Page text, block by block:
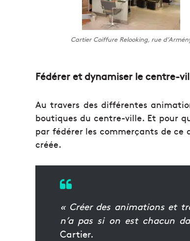
Cartier Coiffure Relooking, rue
Fédérer et dynamiser le centre-
Au travers des différentes
boutiques du centre-ville. Et pour
par fédérer les commerçants de ce
créée.
« Créer des animations et
n’a pas si on est chacun
Cartier.